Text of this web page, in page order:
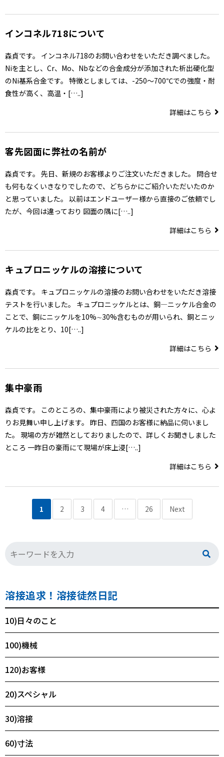
インコネル718について
森貞です。 インコネル718のお問い合わせをいただき調べました。
Niを主とし、Cr、Mo、Nbなどの合金成分が添加された析出硬化型
のNi基系合金です。 特徴としましては、-250～700℃での強度・耐
食性が高く、高温・[…..]
詳細はこちら
客先図面に弊社の名前が
森貞です。 先日、新規のお客様よりご注文いただきました。 問合せ
も何もなくいきなりでしたので、どちらかにご紹介いただいたのか
と思っていました。 以前はエンドユーザー様から直接のご依頼でし
たが、今回は違っており 図面の隅に[…..]
詳細はこちら
キュプロニッケルの溶接について
森貞です。 キュプロニッケルの溶接のお問い合わせをいただき溶接
テストを行いました。 キュプロニッケルとは、銅―ニッケル合金の
ことで、銅にニッケルを10%∼30%含むものが用いられ、銅とニッ
ケルの比をとり、10[…..]
詳細はこちら
集中豪雨
森貞です。 このところの、集中豪雨により被災された方々に、心よ
りお見舞い申し上げます。 昨日、四国のお客様に納品に伺いまし
た。 現場の方が雑然としておりましたので、詳しくお聞きしました
ところ 一昨日の豪雨にて現場が床上浸[…..]
詳細はこちら
1 2 3 4 … 26 Next
溶接追求！溶接徒然日記
10)日々のこと
100)機械
120)お客様
20)スペシャル
30)溶接
60)寸法